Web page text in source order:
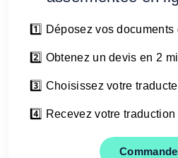
1️⃣ Déposez vos documents
2️⃣ Obtenez un devis en 2
3️⃣ Choisissez votre
4️⃣ Recevez votre